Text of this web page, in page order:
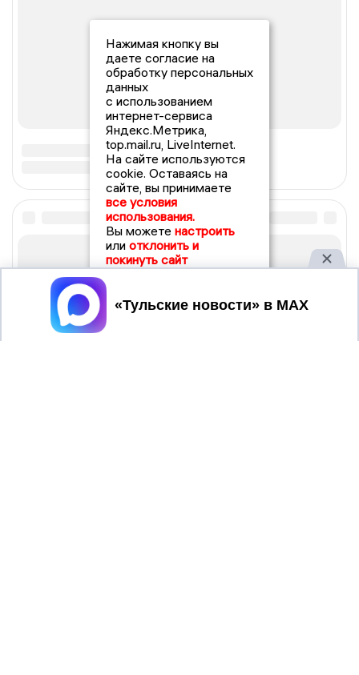
Нажимая кнопку вы
даете согласие на
обработку персональных
данных
с использованием
интернет-сервиса
Яндекс.Метрика,
top.mail.ru, LiveInternet.
На сайте используются
cookie. Оставаясь на
сайте, вы принимаете
все условия
использования.
Вы можете настроить
или отклонить и
покинуть сайт
Принять